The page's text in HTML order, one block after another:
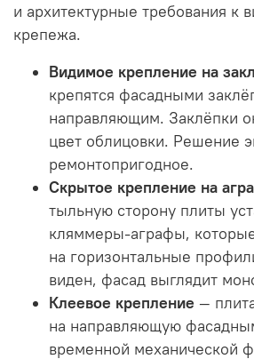
и архитектурные требования к
крепежа.
Видимое крепление на
крепятся фасадными
направляющим. Заклёпки
цвет облицовки. Решение
ремонтопригодное.
Скрытое крепление на
тыльную сторону плиты
кляммеры-аграфы,
на горизонтальные
виден, фасад выглядит
Клеевое крепление —
на направляющую
временной механической